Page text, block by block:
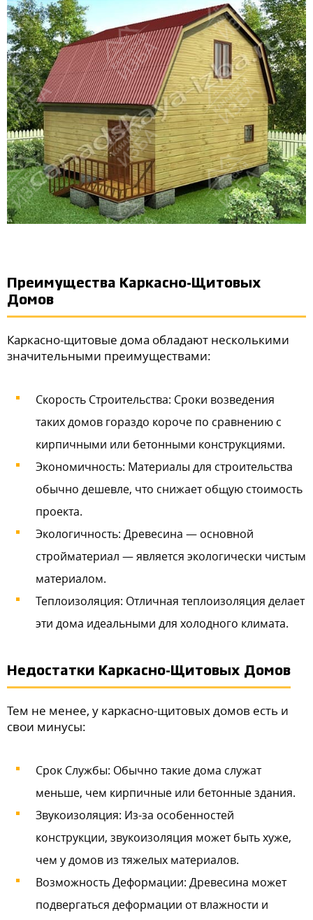
Преимущества Каркасно-Щитовых
Домов
Каркасно-щитовые дома обладают несколькими
значительными преимуществами:
Скорость Строительства: Сроки возведения
таких домов гораздо короче по сравнению с
кирпичными или бетонными конструкциями.
Экономичность: Материалы для строительства
обычно дешевле, что снижает общую стоимость
проекта.
Экологичность: Древесина — основной
стройматериал — является экологически чистым
материалом.
Теплоизоляция: Отличная теплоизоляция делает
эти дома идеальными для холодного климата.
Недостатки Каркасно-Щитовых Домов
Тем не менее, у каркасно-щитовых домов есть и
свои минусы:
Срок Службы: Обычно такие дома служат
меньше, чем кирпичные или бетонные здания.
Звукоизоляция: Из-за особенностей
конструкции, звукоизоляция может быть хуже,
чем у домов из тяжелых материалов.
Возможность Деформации: Древесина может
подвергаться деформации от влажности и